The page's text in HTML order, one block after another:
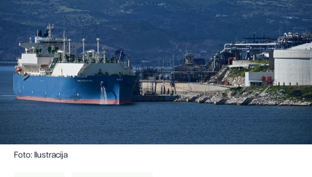
Foto: Ilustracija